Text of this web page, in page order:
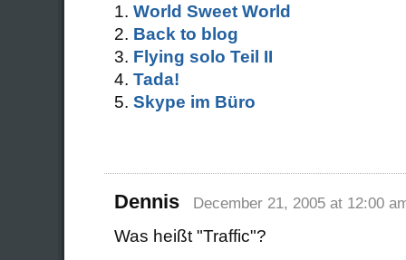
World Sweet World
Back to blog
Flying solo Teil II
Tada!
Skype im Büro
Dennis December 21, 2005 at 12:00
Was heißt "Traffic"?